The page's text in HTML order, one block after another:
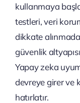
kullanmaya
testleri, veri
dikkate
güvenlik
Yapay zeka
devreye girer ve
hatırlatır.